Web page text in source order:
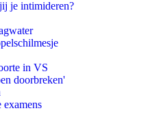
je intimideren?
in VS
doorbreken'